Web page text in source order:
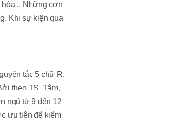
hóa... Những cơn
Khi sự kiện qua
tắc 5 chữ R.
theo TS. Tâm,
ngủ từ 9 đến 12
ưu tiên để kiểm